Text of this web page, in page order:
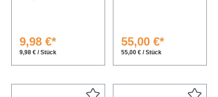
9,98 €*
9,98 € / Stück
55,00 €*
55,00 € / Stück